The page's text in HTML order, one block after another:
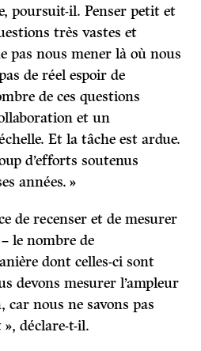
poursuit-il. Penser petit et
très vastes et
pas nous mener là où nous
de réel espoir de
de ces questions
et un
Et la tâche est ardue.
d’efforts soutenus
années. »
de recenser et de mesurer
le nombre de
dont celles-ci sont
devons mesurer l’ampleur
nous ne savons pas
», déclare-t-il.